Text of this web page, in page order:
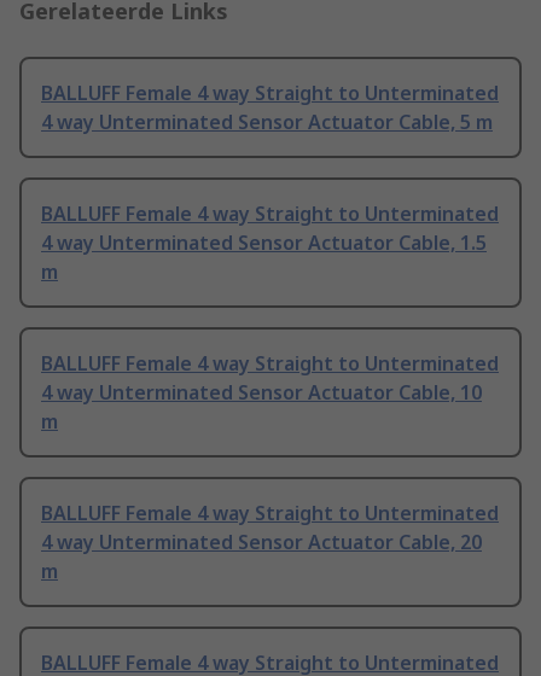
Gerelateerde Links
BALLUFF Female 4 way Straight to Unterminated
4 way Unterminated Sensor Actuator Cable, 5 m
BALLUFF Female 4 way Straight to Unterminated
4 way Unterminated Sensor Actuator Cable, 1.5
m
BALLUFF Female 4 way Straight to Unterminated
4 way Unterminated Sensor Actuator Cable, 10
m
BALLUFF Female 4 way Straight to Unterminated
4 way Unterminated Sensor Actuator Cable, 20
m
BALLUFF Female 4 way Straight to Unterminated